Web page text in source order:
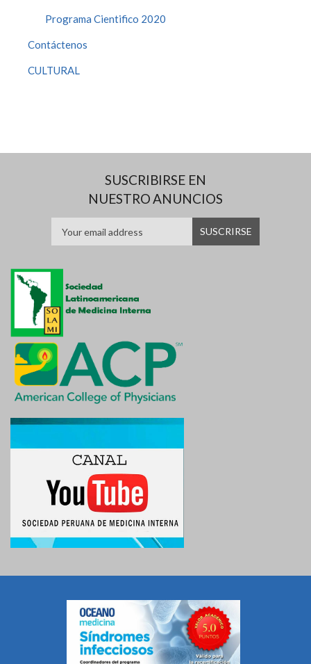
Programa Cientifico 2020
Contáctenos
CULTURAL
SUSCRIBIRSE EN
NUESTRO ANUNCIOS